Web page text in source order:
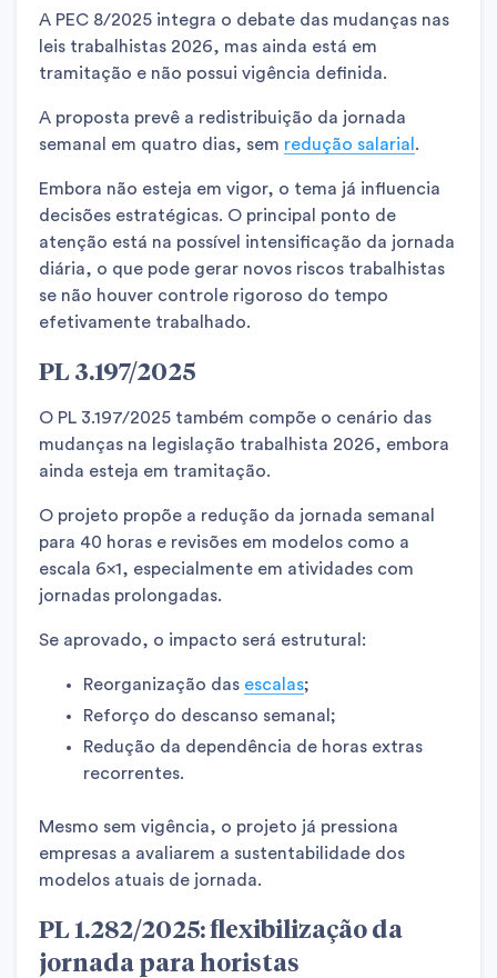
A PEC 8/2025 integra o debate das mudanças nas
leis trabalhistas 2026, mas ainda está em
tramitação e não possui vigência definida.
A proposta prevê a redistribuição da jornada
semanal em quatro dias, sem redução salarial .
Embora não esteja em vigor, o tema já influencia
decisões estratégicas. O principal ponto de
atenção está na possível intensificação da jornada
diária, o que pode gerar novos riscos trabalhistas
se não houver controle rigoroso do tempo
efetivamente trabalhado.
PL 3.197/2025
O PL 3.197/2025 também compõe o cenário das
mudanças na legislação trabalhista 2026, embora
ainda esteja em tramitação.
O projeto propõe a redução da jornada semanal
para 40 horas e revisões em modelos como a
escala 6×1, especialmente em atividades com
jornadas prolongadas.
Se aprovado, o impacto será estrutural:
Reorganização das escalas;
Reforço do descanso semanal;
Redução da dependência de horas extras
recorrentes.
Mesmo sem vigência, o projeto já pressiona
empresas a avaliarem a sustentabilidade dos
modelos atuais de jornada.
PL 1.282/2025: flexibilização da
jornada para horistas